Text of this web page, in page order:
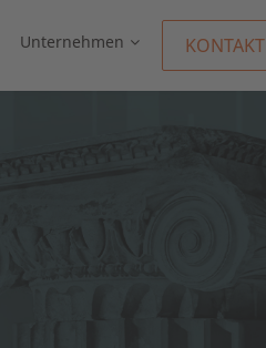
Unternehmen KONTAKT